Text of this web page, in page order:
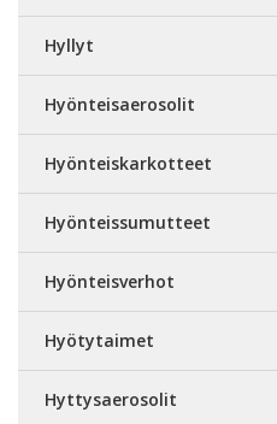
Hyllyt
Hyönteisaerosolit
Hyönteiskarkotteet
Hyönteissumutteet
Hyönteisverhot
Hyötytaimet
Hyttysaerosolit